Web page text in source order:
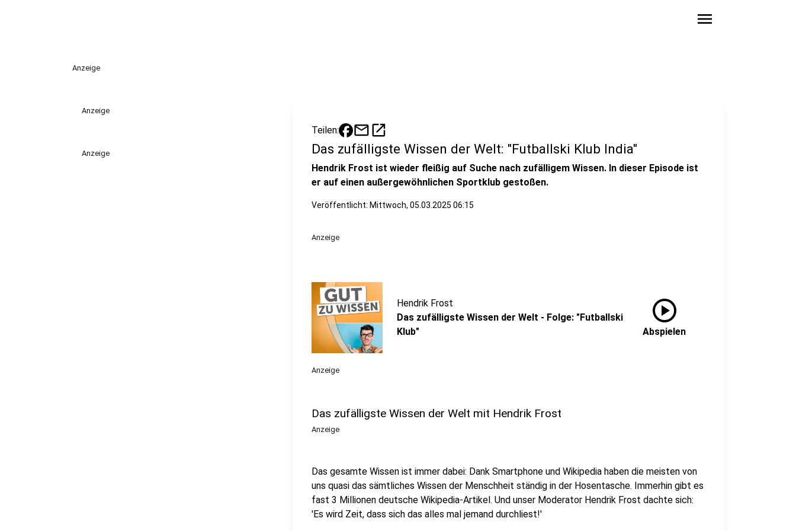
menu
Anzeige
Anzeige
Anzeige
Teilen: mailopen_in_new
Das zufälligste Wissen der Welt: "Futballski Klub India"
Hendrik Frost ist wieder fleißig auf Suche nach zufälligem Wissen. In dieser Episode ist
er auf einen außergewöhnlichen Sportklub gestoßen.
Veröffentlicht: Mittwoch, 05.03.2025 06:15
Anzeige
Hendrik Frost
Das zufälligste Wissen der Welt - Folge: "Futballski
Klub"
play_circle
Abspielen
Anzeige
Das zufälligste Wissen der Welt mit Hendrik Frost
Anzeige
Das gesamte Wissen ist immer dabei: Dank Smartphone und Wikipedia haben die meisten von
uns quasi das sämtliches Wissen der Menschheit ständig in der Hosentasche. Immerhin gibt es
fast 3 Millionen deutsche Wikipedia-Artikel. Und unser Moderator Hendrik Frost dachte sich:
'Es wird Zeit, dass sich das alles mal jemand durchliest!'